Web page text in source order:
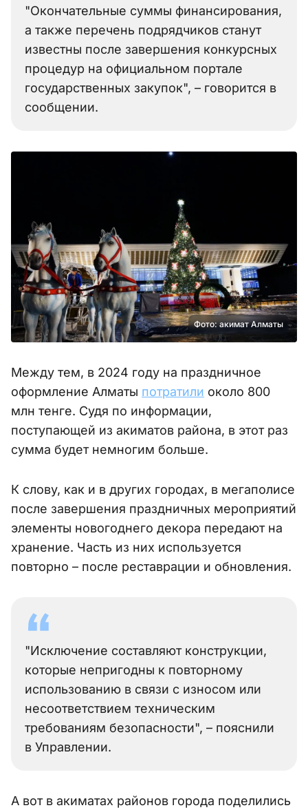
"Окончательные суммы финансирования,
а также перечень подрядчиков станут
известны после завершения конкурсных
процедур на официальном портале
государственных закупок", – говорится в
сообщении.
Фото: акимат Алматы
Между тем, в 2024 году на праздничное
оформление Алматы потратили около 800
млн тенге. Судя по информации,
поступающей из акиматов района, в этот раз
сумма будет немногим больше.
К слову, как и в других городах, в мегаполисе
после завершения праздничных мероприятий
элементы новогоднего декора передают на
хранение. Часть из них используется
повторно – после реставрации и обновления.
"Исключение составляют конструкции,
которые непригодны к повторному
использованию в связи с износом или
несоответствием техническим
требованиям безопасности", – пояснили
в Управлении.
А вот в акиматах районов города поделились